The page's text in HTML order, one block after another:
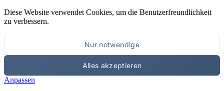
Diese Website verwendet Cookies, um die Benutzerfreundlichkeit
zu verbessern.
Nur notwendige
Alles akzeptieren
Anpassen